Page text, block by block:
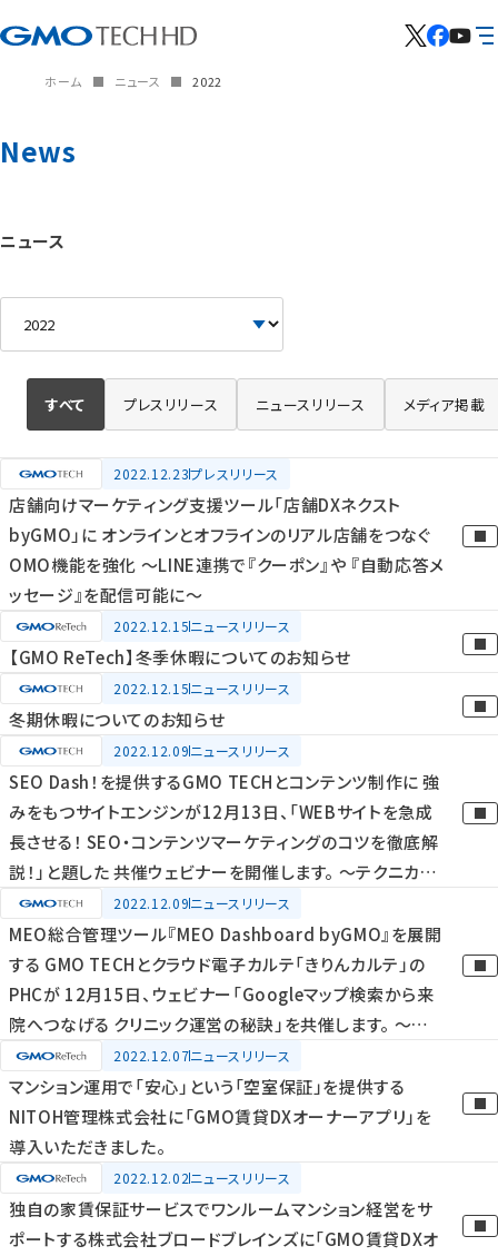
ホーム ニュース 2022
News
ニュース
すべて プレスリリース ニュースリリース メディア掲載
2022.12.23プレスリリース
店舗向けマーケティング支援ツール「店舗DXネクスト
byGMO」に オンラインとオフラインのリアル店舗をつなぐ
OMO機能を強化 ～LINE連携で『クーポン』や 『自動応答メ
ッセージ』を配信可能に～
2022.12.15ニュースリリース
【GMO ReTech】冬季休暇についてのお知らせ
2022.12.15ニュースリリース
冬期休暇についてのお知らせ
2022.12.09ニュースリリース
SEO Dash！を提供するGMO TECHとコンテンツ制作に 強
みをもつサイトエンジンが12月13日、「WEBサイトを急成
長させる！ SEO・コンテンツマーケティングのコツを徹底解
説！」と題した 共催ウェビナーを開催します。 ～テクニカル
SEOのポイントとコンテンツマーケティングでリード獲得す
る方法とは～
2022.12.09ニュースリリース
MEO総合管理ツール『MEO Dashboard byGMO』を展開
する GMO TECHとクラウド電子カルテ「きりんカルテ」の
PHCが 12月15日、ウェビナー「Googleマップ検索から来
院へつなげる クリニック運営の秘訣」を共催します。 ～エン
ドユーザーが来院するまでのWEBの導線を整え、来院に至
る方法とは？～
2022.12.07ニュースリリース
マンション運用で「安心」という「空室保証」を提供する
NITOH管理株式会社に「GMO賃貸DXオーナーアプリ」を
導入いただきました。
2022.12.02ニュースリリース
独自の家賃保証サービスでワンルームマンション経営をサ
ポートする株式会社ブロードブレインズに「GMO賃貸DXオ